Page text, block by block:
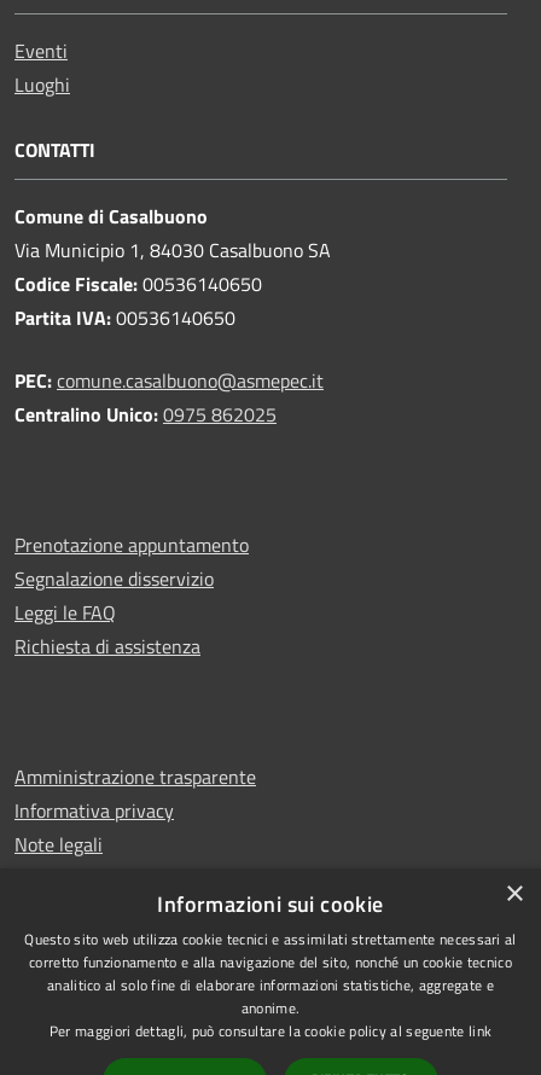
Eventi
Luoghi
CONTATTI
Comune di Casalbuono
Via Municipio 1, 84030 Casalbuono SA
Codice Fiscale:00536140650
Partita IVA:00536140650
PEC:comune.casalbuono@asmepec.it
Centralino Unico:0975 862025
Prenotazione appuntamento
Segnalazione disservizio
Leggi le FAQ
Richiesta di assistenza
Amministrazione trasparente
Informativa privacy
Note legali
RSS
Accessibilità
Copyright © 2026 • Comune di
Casalbuono • Powered by
Municipium•Accesso
×
Informazioni sui cookie
Questo sito web utilizza cookie tecnici e assimilati strettamente necessari al
corretto funzionamento e alla navigazione del sito, nonché un cookie tecnico
analitico al solo fine di elaborare informazioni statistiche, aggregate e
anonime.
Per maggiori dettagli, può consultare la cookie policy al seguente link